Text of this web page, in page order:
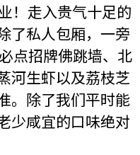
！走入贵气十足的
了私人包厢，一旁
点招牌佛跳墙、北
河生虾以及荔枝芝
。除了我们平时能
少咸宜的口味绝对